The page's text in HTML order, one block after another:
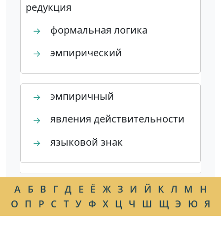
редукция
→ формальная логика
→ эмпирический
→ эмпиричный
→ явления действительности
→ языковой знак
А Б В Г Д Е Ё Ж З И Й К Л М
Н
О П Р С Т У Ф Х Ц Ч Ш Щ Э Ю Я